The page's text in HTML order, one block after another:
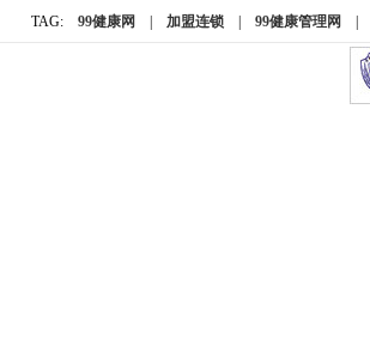
TAG: 99健康网 加盟连锁 99健康管理网